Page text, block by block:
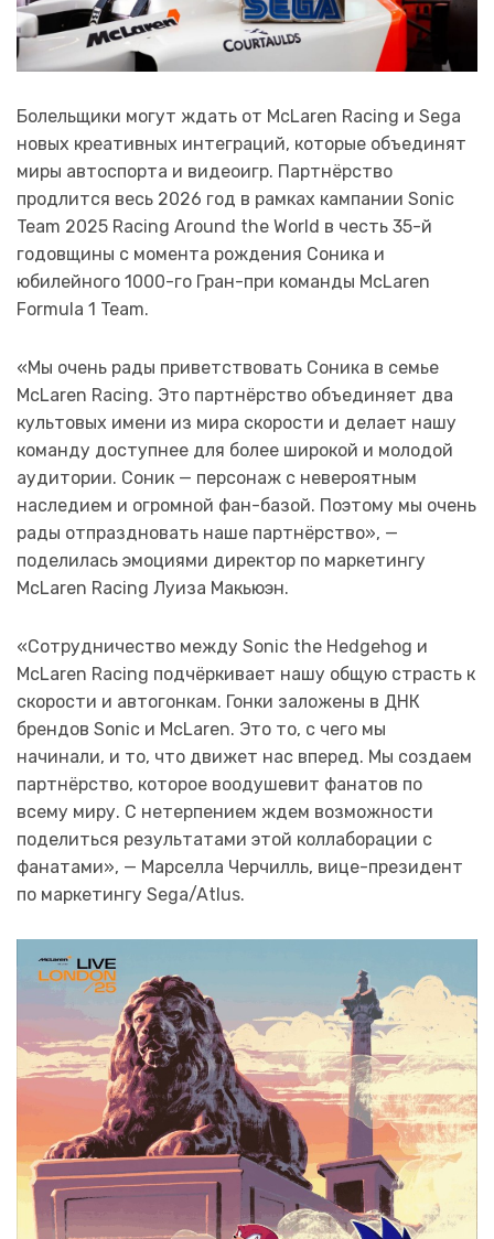
Болельщики могут ждать от McLaren Racing и Sega
новых креативных интеграций, которые объединят
миры автоспорта и видеоигр. Партнёрство
продлится весь 2026 год в рамках кампании Sonic
Team 2025 Racing Around the World в честь 35-й
годовщины с момента рождения Соника и
юбилейного 1000-го Гран-при команды McLaren
Formula 1 Team.
«Мы очень рады приветствовать Соника в семье
McLaren Racing. Это партнёрство объединяет два
культовых имени из мира скорости и делает нашу
команду доступнее для более широкой и молодой
аудитории. Соник — персонаж с невероятным
наследием и огромной фан-базой. Поэтому мы очень
рады отпраздновать наше партнёрство», —
поделилась эмоциями директор по маркетингу
McLaren Racing Луиза Макьюэн.
«Сотрудничество между Sonic the Hedgehog и
McLaren Racing подчёркивает нашу общую страсть к
скорости и автогонкам. Гонки заложены в ДНК
брендов Sonic и McLaren. Это то, с чего мы
начинали, и то, что движет нас вперед. Мы создаем
партнёрство, которое воодушевит фанатов по
всему миру. С нетерпением ждем возможности
поделиться результатами этой коллаборации с
фанатами», — Марселла Черчилль, вице-президент
по маркетингу Sega/Atlus.